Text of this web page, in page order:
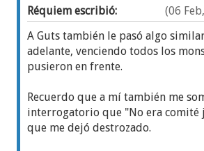
En fin, me divorcie, rehice mi vida,
tengo un buen trabajo, sino que
carrera de la que me siento
lo pasado paso (pues hasta tengo
todavía hay gente tan ignorante
obligación de ser maltratado y
toda su familia. Así que lo único
decir es que saques fuerzas de
(06
Réquiem escribió:
A Guts también le pasó algo
adelante, venciendo todos los
pusieron en frente.
Recuerdo que a mí también me
interrogatorio que "No era
que me dejó destrozado.